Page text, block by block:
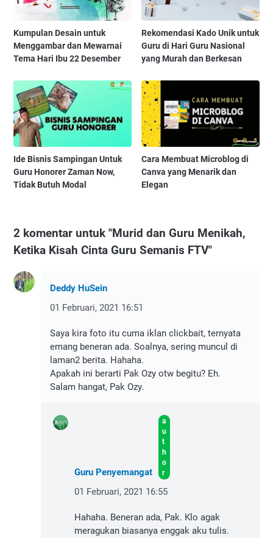
Kumpulan Desain untuk
Menggambar dan Mewarnai
Tema Hari Ibu 22 Desember
Rekomendasi Kado Unik untuk
Guru di Hari Guru Nasional
yang Murah dan Berkesan
Ide Bisnis Sampingan Untuk
Guru Honorer Zaman Now,
Tidak Butuh Modal
Cara Membuat Microblog di
Canva yang Menarik dan
Elegan
2 komentar untuk "Murid dan Guru Menikah,
Ketika Kisah Cinta Guru Semanis FTV"
Deddy HuSein
01 Februari, 2021 16:51
Saya kira foto itu cuma iklan clickbait, ternyata
emang beneran ada. Soalnya, sering muncul di
laman2 berita. Hahaha.
Apakah ini berarti Pak Ozy otw begitu? Eh.
Salam hangat, Pak Ozy.
Guru Penyemangat
01 Februari, 2021 16:55
Hahaha. Beneran ada, Pak. Klo agak
meragukan biasanya enggak aku tulis.